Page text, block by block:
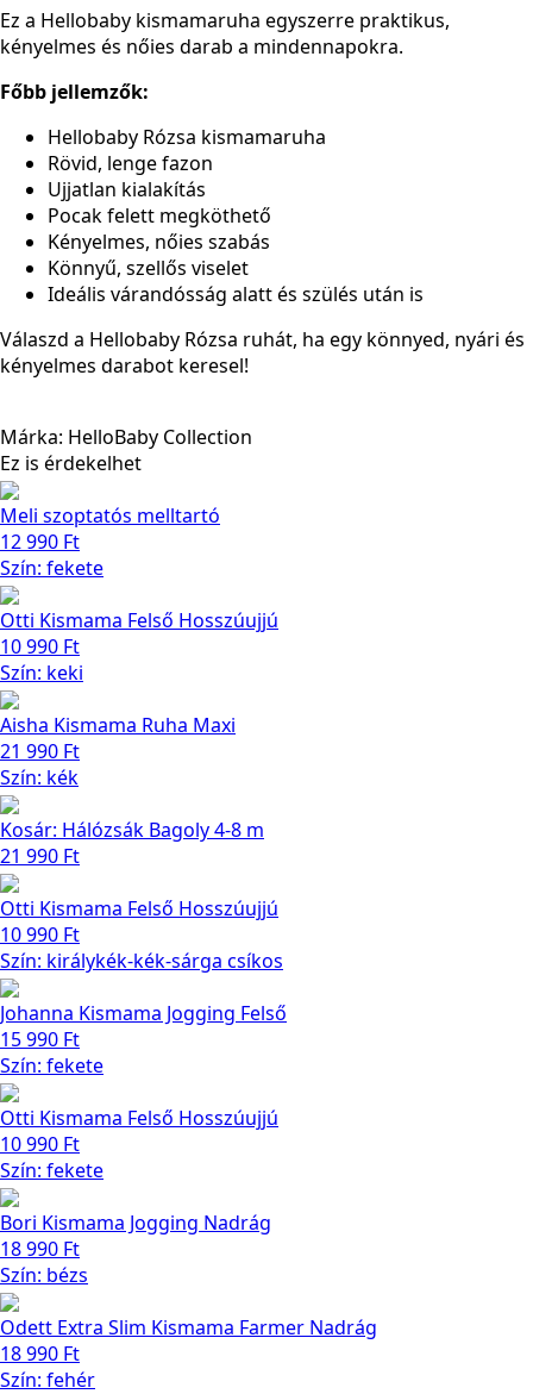
Ez a Hellobaby kismamaruha egyszerre praktikus,
kényelmes és nőies darab a mindennapokra.
Főbb jellemzők:
Hellobaby Rózsa kismamaruha
Rövid, lenge fazon
Ujjatlan kialakítás
Pocak felett megköthető
Kényelmes, nőies szabás
Könnyű, szellős viselet
Ideális várandósság alatt és szülés után is
Válaszd a Hellobaby Rózsa ruhát, ha egy könnyed, nyári és
kényelmes darabot keresel!
Márka: HelloBaby Collection
Ez is érdekelhet
Meli szoptatós melltartó
12 990 Ft
Szín: fekete
Otti Kismama Felső Hosszúujjú
10 990 Ft
Szín: keki
Aisha Kismama Ruha Maxi
21 990 Ft
Szín: kék
Kosár: Hálózsák Bagoly 4-8 m
21 990 Ft
Otti Kismama Felső Hosszúujjú
10 990 Ft
Szín: királykék-kék-sárga csíkos
Johanna Kismama Jogging Felső
15 990 Ft
Szín: fekete
Otti Kismama Felső Hosszúujjú
10 990 Ft
Szín: fekete
Bori Kismama Jogging Nadrág
18 990 Ft
Szín: bézs
Odett Extra Slim Kismama Farmer Nadrág
18 990 Ft
Szín: fehér